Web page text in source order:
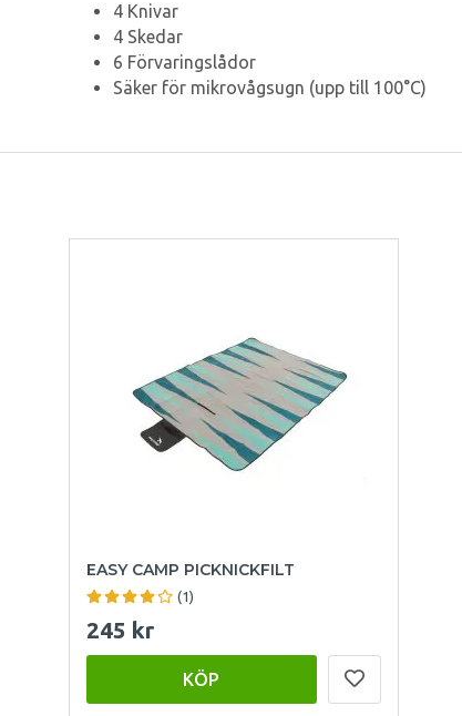
4 Knivar
4 Skedar
6 Förvaringslådor
Säker för mikrovågsugn (upp till 100°C)
EASY CAMP PICKNICKFILT
(1)
245 kr
KÖP